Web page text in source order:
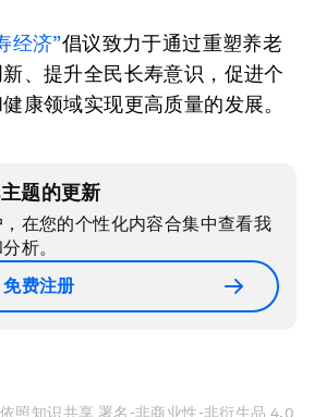
经济”倡议致力于通过重塑养老
、提升全民长寿意识，促进个
康领域实现更高质量的发展。
题的更新
在您的个性化内容合集中查看我
析。
免费注册
照知识共享 署名-非商业性-非衍生品 4.0